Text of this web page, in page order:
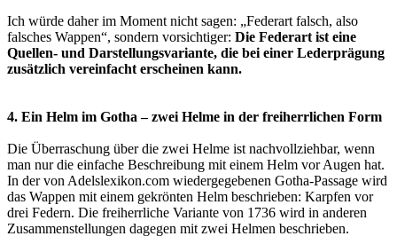
Ich würde daher im Moment nicht sagen: „Federart falsch, also
falsches Wappen“, sondern vorsichtiger: Die Federart ist eine
Quellen- und Darstellungsvariante, die bei einer Lederprägung
zusätzlich vereinfacht erscheinen kann.
4. Ein Helm im Gotha – zwei Helme in der freiherrlichen Form
Die Überraschung über die zwei Helme ist nachvollziehbar, wenn
man nur die einfache Beschreibung mit einem Helm vor Augen hat.
In der von Adelslexikon.com wiedergegebenen Gotha-Passage wird
das Wappen mit einem gekrönten Helm beschrieben: Karpfen vor
drei Federn. Die freiherrliche Variante von 1736 wird in anderen
Zusammenstellungen dagegen mit zwei Helmen beschrieben.